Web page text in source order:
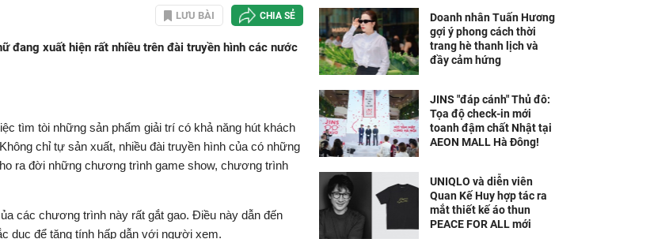
LƯU BÀI CHIA SẺ
đang xuất hiện rất nhiều trên đài truyền hình các nước
tìm tòi những sản phẩm giải trí có khả năng hút khách
chỉ tự sản xuất, nhiều đài truyền hình của có những
ra đời những chương trình game show, chương trình
các chương trình này rất gắt gao. Điều này dẫn đến
dục để tăng tính hấp dẫn với người xem.
Doanh nhân Tuấn Hương
gợi ý phong cách thời
trang hè thanh lịch và
đầy cảm hứng
JINS "đáp cánh" Thủ đô:
Tọa độ check-in mới
toanh đậm chất Nhật tại
AEON MALL Hà Đông!
UNIQLO và diễn viên
Quan Kế Huy hợp tác ra
mắt thiết kế áo thun
PEACE FOR ALL mới